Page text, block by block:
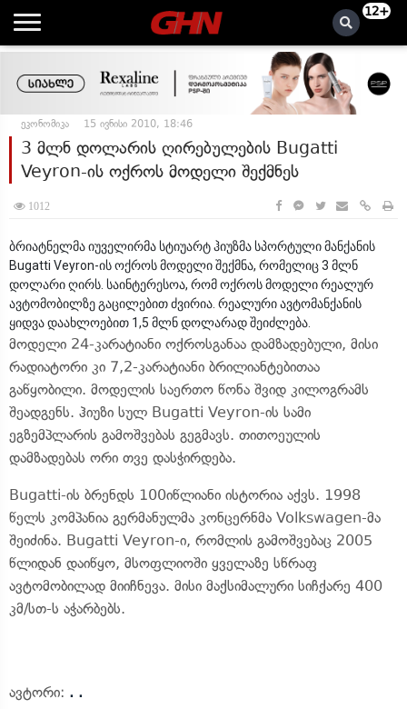
12+
ეკონომიკა 15 ივნისი 2010, 18:46
3 მლნ დოლარის ღირებულების Bugatti
Veyron-ის ოქროს მოდელი შექმნეს
1012
ბრიატნელმა იუველირმა სტიუარტ ჰიუზმა სპორტული მანქანის
Bugatti Veyron-ის ოქროს მოდელი შექმნა, რომელიც 3 მლნ
დოლარი ღირს. საინტერესოა, რომ ოქროს მოდელი რეალურ
ავტომობილზე გაცილებით ძვირია. რეალური ავტომანქანის
ყიდვა დაახლოებით 1,5 მლნ დოლარად შეიძლება.
მოდელი 24-კარატიანი ოქროსგანაა დამზადებული, მისი
რადიატორი კი 7,2-კარატიანი ბრილიანტებითაა
გაწყობილი. მოდელის საერთო წონა შვიდ კილოგრამს
შეადგენს. ჰიუზი სულ Bugatti Veyron-ის სამი
ეგზემპლარის გამოშვებას გეგმავს. თითოეულის
დამზადებას ორი თვე დასჭირდება.
Bugatti-ის ბრენდს 100იწლიანი ისტორია აქვს. 1998
წელს კომპანია გერმანულმა კონცერნმა Volkswagen-მა
შეიძინა. Bugatti Veyron-ი, რომლის გამოშვებაც 2005
წლიდან დაიწყო, მსოფლიოში ყველაზე სწრაფ
ავტომობილად მიიჩნევა. მისი მაქსიმალური სიჩქარე 400
კმ/სთ-ს აჭარბებს.
ავტორი: . .